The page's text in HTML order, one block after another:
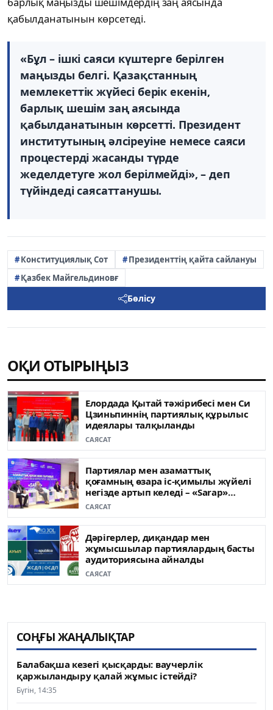
қабылданатынын көрсетеді.
«Бұл – ішкі саяси күштерге берілген
маңызды белгі. Қазақстанның
мемлекеттік жүйесі берік екенін,
барлық шешім заң аясында
қабылданатынын көрсетті. Президент
институтының әлсіреуіне немесе саяси
процестерді жасанды түрде
жеделдетуге жол берілмейді», – деп
түйіндеді саясаттанушы.
Конституциялық Сот
Президенттің қайта сайлануы
Қазбек Майгельдиновғ
Бөлісу
ОҚИ ОТЫРЫҢЫЗ
Елордада Қытай тәжірибесі мен Си
Цзиньпиннің партиялық құрылыс
идеялары талқыланды
САЯСАТ
Партиялар мен азаматтық
қоғамның өзара іс-қимылы жүйелі
негізде артып келеді – «Sarap»
клубының сарапшылары
САЯСАТ
Дәрігерлер, диқандар мен
жұмысшылар партиялардың басты
аудиториясына айналды
САЯСАТ
СОҢҒЫ ЖАҢАЛЫҚТАР
Балабақша кезегі қысқарды: ваучерлік
қаржыландыру қалай жұмыс істейді?
Бүгін, 14:35